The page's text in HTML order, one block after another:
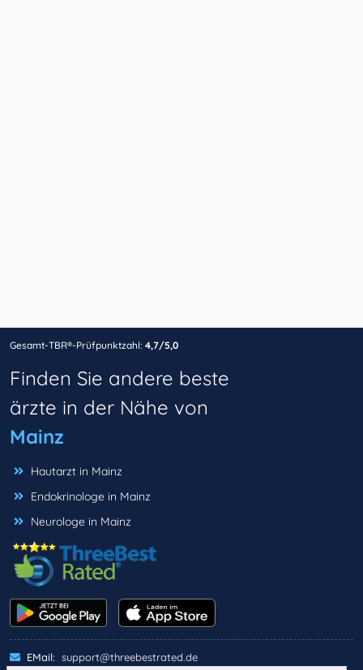
Gesamt-TBR®-Prüfpunktzahl: 4,7/5,0
Finden Sie andere beste
ärzte in der Nähe von
Mainz
Hautarzt in Mainz
Endokrinologe in Mainz
Neurologe in Mainz
EMail: support@threebestrated.de